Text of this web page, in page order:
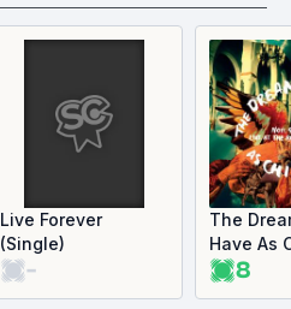
Live Forever
(Single)
-
The
Have As
(Live)
8